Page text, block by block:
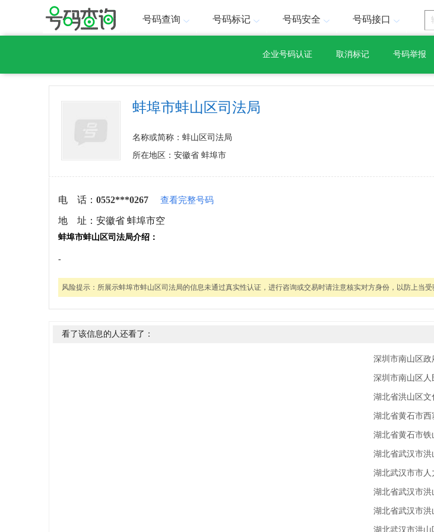
号码查询 号码标记 号码安全 号码接口
企业号码认证 取消标记 号码举报
蚌埠市蚌山区司法局
名称或简称：蚌山区司法局
所在地区：安徽省 蚌埠市
电 话： 0552***0267 查看完整号码
地 址： 安徽省 蚌埠市空
蚌埠市蚌山区司法局介绍：
-
风险提示： 所展示蚌埠市蚌山区司法局的信息未通过真实性认证，进行咨询或交易时请注意核实对方身份，以防上当受
看了该信息的人还看了：
深圳市南山区政
深圳市南山区
湖北省洪山区文
湖北省黄石市西
湖北省黄石市铁
湖北省武汉市
湖北武汉市市人
湖北省武汉市
湖北省武汉市洪
湖北武汉市洪山